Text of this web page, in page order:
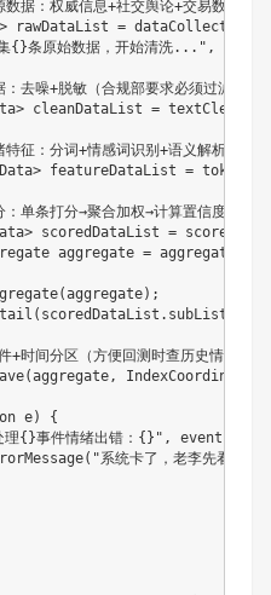
：权威信息+社交舆论+交易数据（老
> rawDataList = dataCollector
{}条原始数据，开始清洗..." ,
噪+脱敏（合规部要求必须过滤用户
> cleanDataList = textCleaner
：分词+情感词识别+语义解析（处
> featureDataList =
单条打分→聚合加权→计算置信度
> scoredDataList = scorer
aggregate =
(aggregate) ;
( scoredDataList . subList
时间分区（方便回测时查历史情绪，老
(aggregate , IndexCoordinates
e)
{
理{}事件情绪出错：{}" , event
( "系统卡了，老李先看实